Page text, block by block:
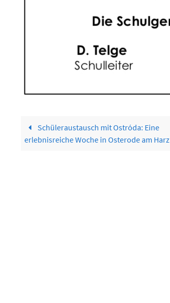
Schüleraustausch mit Ostróda: Eine
erlebnisreiche Woche in Osterode am Harz